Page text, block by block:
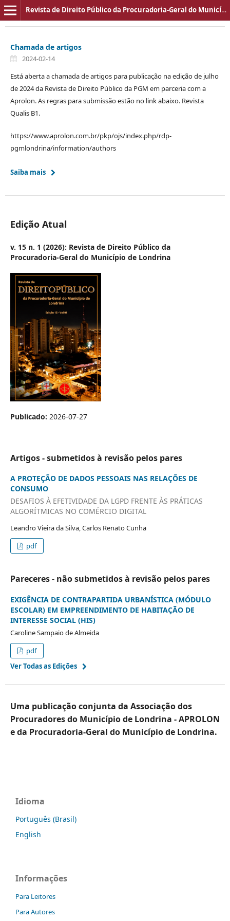
Revista de Direito Público da Procuradoria-Geral do Município de Londrina
Chamada de artigos
2024-02-14
Está aberta a chamada de artigos para publicação na edição de julho
de 2024 da Revista de Direito Público da PGM em parceria com a
Aprolon. As regras para submissão estão no link abaixo. Revista
Qualis B1.
https://www.aprolon.com.br/pkp/ojs/index.php/rdp-
pgmlondrina/information/authors
Saiba mais
Edição Atual
v. 15 n. 1 (2026): Revista de Direito Público da
Procuradoria-Geral do Município de Londrina
Publicado: 2026-07-27
Artigos - submetidos à revisão pelos pares
A PROTEÇÃO DE DADOS PESSOAIS NAS RELAÇÕES DE
CONSUMO
DESAFIOS À EFETIVIDADE DA LGPD FRENTE ÀS PRÁTICAS
ALGORÍTMICAS NO COMÉRCIO DIGITAL
Leandro Vieira da Silva, Carlos Renato Cunha
pdf
Pareceres - não submetidos à revisão pelos pares
EXIGÊNCIA DE CONTRAPARTIDA URBANÍSTICA (MÓDULO
ESCOLAR) EM EMPREENDIMENTO DE HABITAÇÃO DE
INTERESSE SOCIAL (HIS)
Caroline Sampaio de Almeida
pdf
Ver Todas as Edições
Uma publicação conjunta da Associação dos
Procuradores do Município de Londrina - APROLON
e da Procuradoria-Geral do Município de Londrina.
Idioma
Português (Brasil)
English
Informações
Para Leitores
Para Autores